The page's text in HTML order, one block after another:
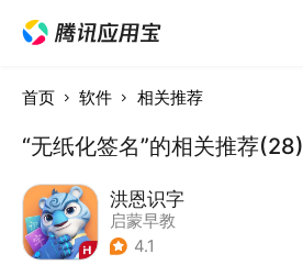
首页 软件 相关推荐
“无纸化签名”的相关推荐(28)
洪恩识字
启蒙早教
4.1